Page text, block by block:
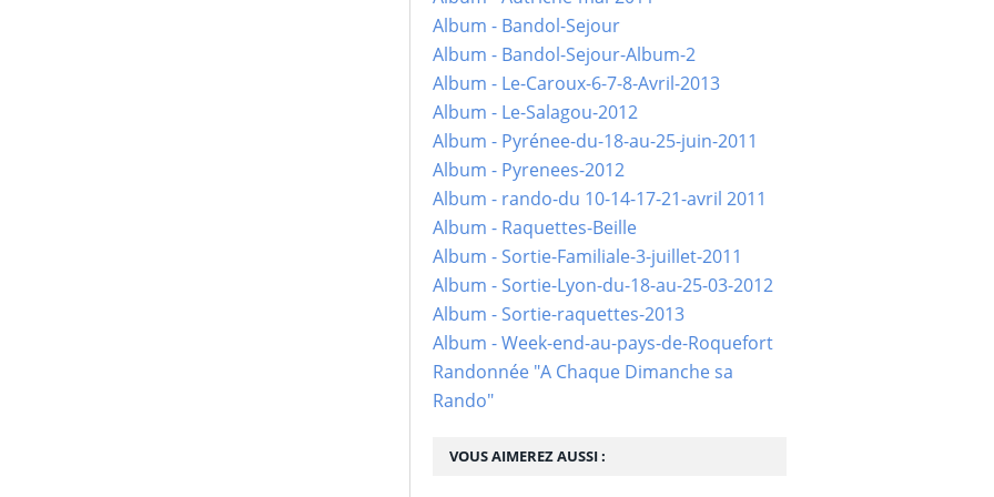
VOUS AIMEREZ AUSSI :
Album - Bandol-Sejour
Album - Bandol-Sejour-Album-2
Album - Le-Caroux-6-7-8-Avril-2013
Album - Le-Salagou-2012
Album - Pyrénee-du-18-au-25-juin-2011
Album - Pyrenees-2012
Album - rando-du 10-14-17-21-avril 2011
Album - Raquettes-Beille
Album - Sortie-Familiale-3-juillet-2011
Album - Sortie-Lyon-du-18-au-25-03-2012
Album - Sortie-raquettes-2013
Album - Week-end-au-pays-de-Roquefort
Randonnée "A Chaque Dimanche sa
Rando"